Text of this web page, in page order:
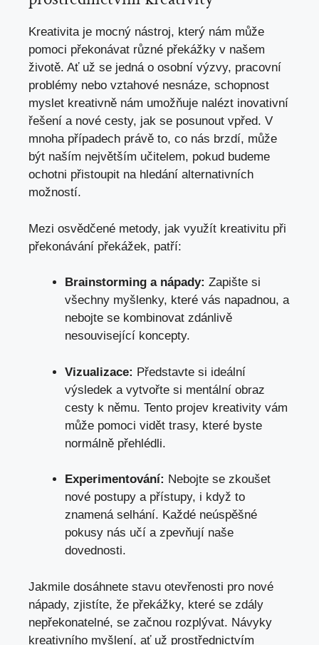
Kreativita je mocný nástroj, který nám může
pomoci překonávat různé překážky v našem
životě. Ať už se jedná o osobní výzvy, pracovní
problémy nebo vztahové nesnáze, schopnost
myslet kreativně nám umožňuje nalézt inovativní
řešení a nové cesty, jak se posunout vpřed. V
mnoha případech právě to, co nás brzdí, může
být naším největším učitelem, pokud budeme
ochotni přistoupit na hledání alternativních
možností.
Mezi osvědčené metody, jak využít kreativitu při
překonávání překážek, patří:
Brainstorming a nápady: Zapište si
všechny myšlenky, které vás napadnou, a
nebojte se kombinovat zdánlivě
nesouvisející koncepty.
Vizualizace: Představte si ideální
výsledek a vytvořte si mentální obraz
cesty k němu. Tento projev kreativity vám
může pomoci vidět trasy, které byste
normálně přehlédli.
Experimentování: Nebojte se zkoušet
nové postupy a přístupy, i když to
znamená selhání. Každé neúspěšné
pokusy nás učí a zpevňují naše
dovednosti.
Jakmile dosáhnete stavu otevřenosti pro nové
nápady, zjistíte, že překážky, které se zdály
nepřekonatelné, se začnou rozplývat. Návyky
kreativního myšlení, ať už prostřednictvím